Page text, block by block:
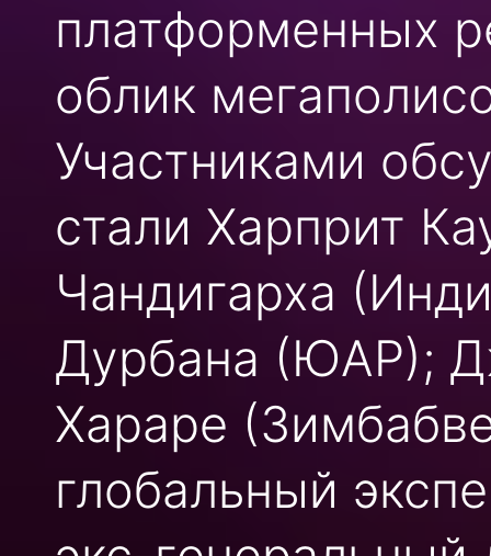
платформенных
облик
Участниками
стали Харприт
Чандигарха
Дурбана (ЮАР);
Хараре
глобальный